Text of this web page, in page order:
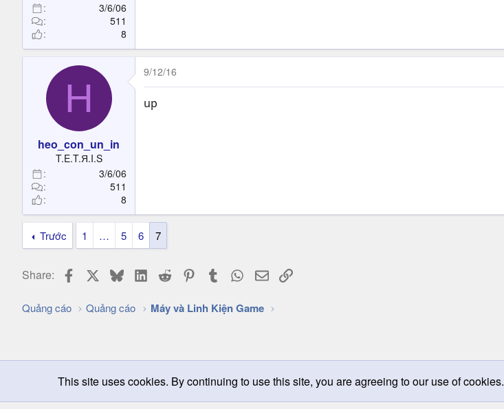
3/6/06
511
8
H
heo_con_un_in
T.E.T.Я.I.S
3/6/06
511
8
9/12/16
up
Trước 1 … 5 6 7
Share: FacebookBlueskyLinkedIn
Reddit Pinterest
Tumblr WhatsApp
EmailLink
Quảng cáo Quảng cáo Máy và Linh Kiện Game
Chọn giao diện Change width
This site uses cookies. By continuing to use this site, you are agreeing to our use of cookies.